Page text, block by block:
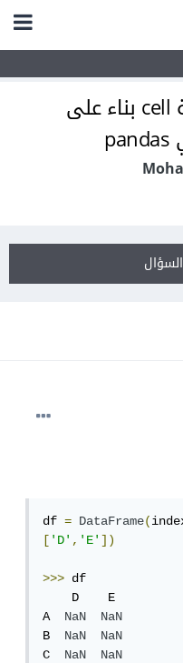
تعيين قيمة لخانة cell بناء على
df = DataFrame(
['D','E'])
>>> df
    D    E
A NaN
NaN
B NaN
NaN
C NaN NaN